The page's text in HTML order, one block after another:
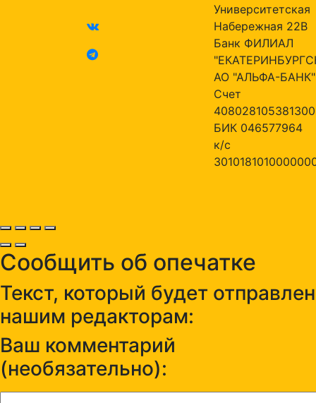
Университетская
Набережная 22В
Банк ФИЛИАЛ
АО "АЛЬФА-БАНК"
Счет
БИК 046577964
к/с
Сообщить об опечатке
Текст, который будет отправлен
нашим редакторам:
Ваш комментарий
(необязательно):